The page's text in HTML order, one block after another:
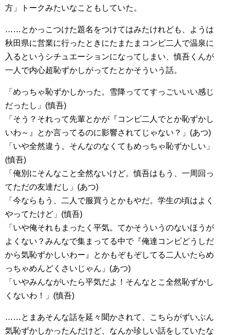
方」トークみたいなこともしていた。
……とかっこつけた題名をつけてはみたけれども、ようは
秋田県に営業に行ったときにたまたまコンビ二人で温泉に
入るというシチュエーションになってしまい、慎吾くんが
一人で内心超恥ずかしがってたとかそういう話。
「めっちゃ恥ずかしかった。雪降っててすっごいいい感じ
だったし」(慎吾)
「そう？それって先輩とかが『コンビ二人でとか恥ずかし
いわ～』とか言ってるのに影響されてじゃない？」(あつ)
「いや全然違う。そんなのなくてもめっちゃ恥ずかしい」
(慎吾)
「俺別にそんなこと全然ないけど。慎吾はもう、一周回っ
てただの友達だし」(あつ)
「今ならもう、二人で服買うとかもやだ。学生の頃はよく
やってたけど」(慎吾)
「いや俺それもまったく平気。てかそういうのないほうが
よくない？みんなで集まってる中で『俺達コンビどうしだ
から気恥ずかしいわー』とかもぞもぞしてる二人いたらめ
っちゃめんどくさいじゃん」(あつ)
「いやみんながいたら平気だよ！そんなとこ全然恥ずかし
くないわ！」(慎吾)
……とまあそんな話を延々聞かされて、こちらがずいぶん
気恥ずかしかったんだけど、なんか珍しい話をしていたな